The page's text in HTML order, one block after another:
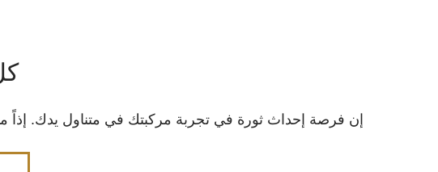
إن فرصة إحداث ثورة في تجربة مركبتك في متناول يدك. إذاً